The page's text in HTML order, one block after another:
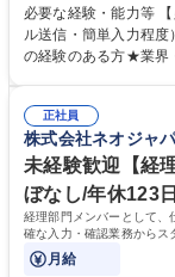
か、電話・メール対応等の事務
Xによる注文対応、
社への発注および加工
当社の指定する業務 募集職種 東京都品川区【営業アシスタント】未経験O
K◆受発注・事務◆年間
必要な経験・能力等
ル送信・簡単入力程
の経験のある方★業界
変化に臨機応変かつ柔
れる方を求めています
寧な指導体制が整って
ます。 学歴・資格 学歴：大学院 大学 高専 短大 専修学校 高校 語学力：
資格：
正社員
株式会社ネオジャ
未経験歓迎【経
ぼなし/年休123
経理部門メンバーとして、
確な入力・確認業務からス
理知識を身につけていただ
月給